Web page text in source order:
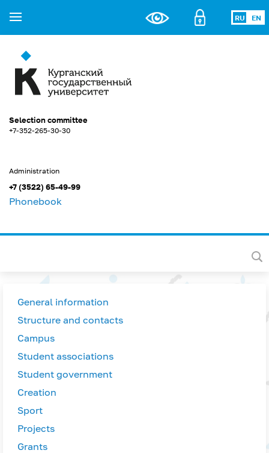
RU EN
Selection committee
+7-352-265-30-30
Administration
+7 (3522) 65-49-99
Phonebook
General information
Structure and contacts
Campus
Student associations
Student government
Creation
Sport
Projects
Grants